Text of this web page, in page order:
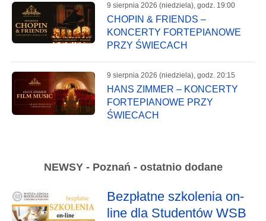
9 sierpnia 2026 (niedziela), godz. 19:00
CHOPIN & FRIENDS –
KONCERTY FORTEPIANOWE
PRZY ŚWIECACH
9 sierpnia 2026 (niedziela), godz. 20:15
HANS ZIMMER – KONCERTY
FORTEPIANOWE PRZY
ŚWIECACH
NEWSY - Poznań - ostatnio dodane
Bezpłatne szkolenia on-
line dla Studentów WSB